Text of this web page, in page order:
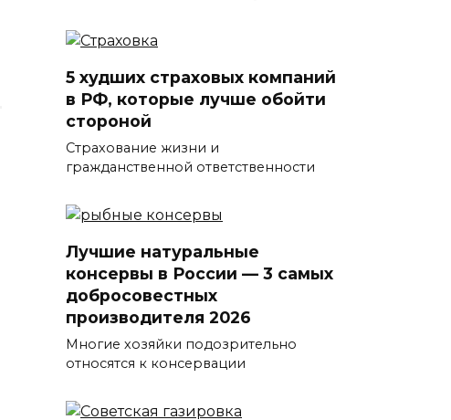
5 худших страховых компаний
в РФ, которые лучше обойти
стороной
Страхование жизни и
гражданственной ответственности
Лучшие натуральные
консервы в России — 3 самых
добросовестных
производителя 2026
Многие хозяйки подозрительно
относятся к консервации